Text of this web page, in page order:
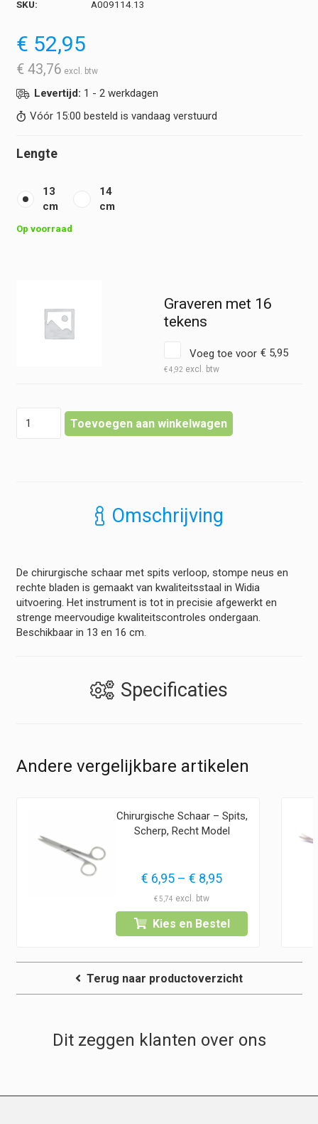
SKU: A009114.13
€ 52,95
€ 43,76
Levertijd: 1 - 2 werkdagen
Vóór 15:00 besteld is vandaag verstuurd
Lengte
13
cm
14
cm
Op voorraad
Graveren met 16
tekens
Voeg toe voor € 5,95
€4,92
Chirurgische
Schaar
Toevoegen aan winkelwagen
Omschrijving
De chirurgische schaar met spits verloop, stompe neus en
rechte bladen is gemaakt van kwaliteitsstaal in Widia
uitvoering. Het instrument is tot in precisie afgewerkt en
strenge meervoudige kwaliteitscontroles ondergaan.
Beschikbaar in 13 en 16 cm.
Specificaties
Andere vergelijkbare artikelen
Chirurgische Schaar – Spits,
Scherp, Recht Model
€ 6,95 – € 8,95Prijsklasse:
tot
€ 8,95
€5,74
Kies en Bestel
Terug naar productoverzicht
Dit zeggen klanten over ons